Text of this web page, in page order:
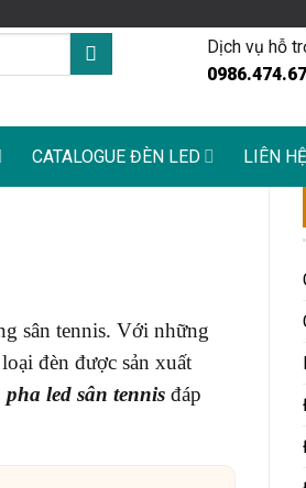
Dịch vụ hỗ
CATALOGUE ĐÈN LED LIÊN HỆ
sân tennis. Với những
đèn được sản xuất
led sân tennis đáp